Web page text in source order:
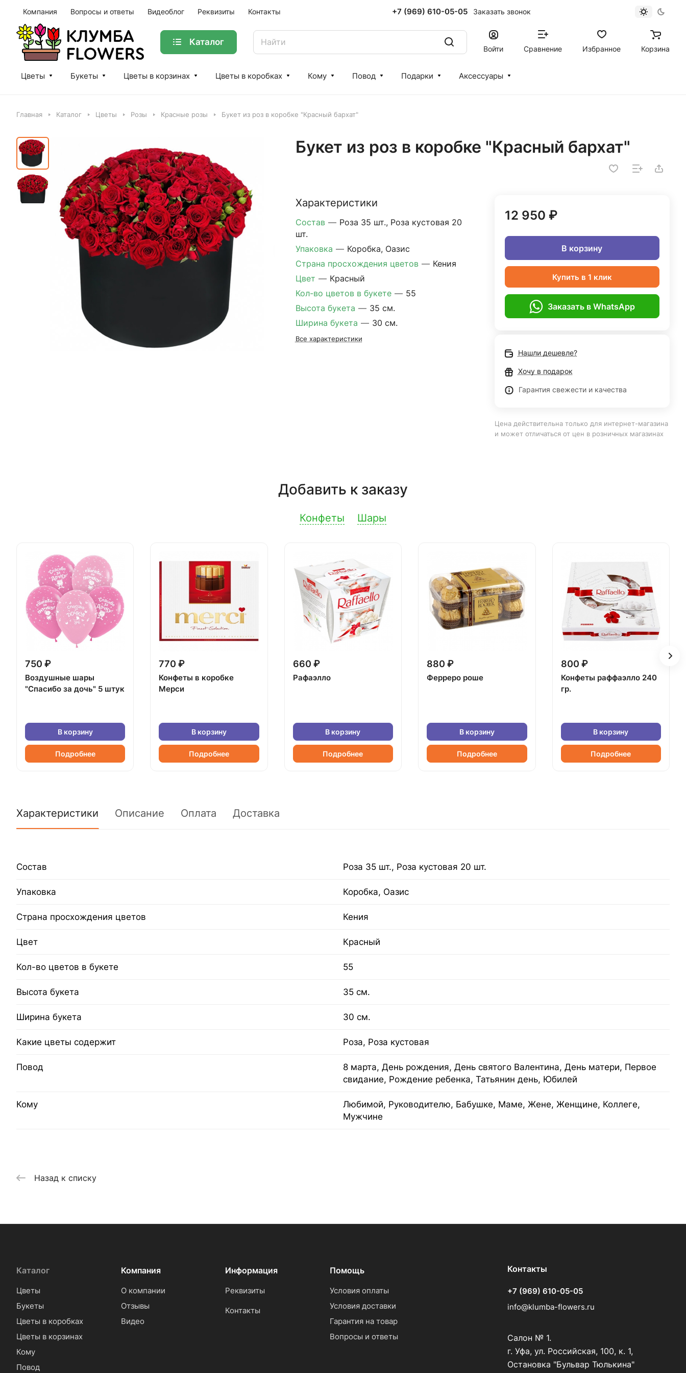
Компания Вопросы и ответы Видеоблог Реквизиты Контакты +7 (969) 610-05-05 Заказать звонок
Каталог
Войти Сравнение Избранное Корзина
Цветы Букеты Цветы в корзинах Цветы в коробках Кому Повод Подарки Аксессуары
Главная Каталог Цветы Розы Красные розы Букет из роз в коробке "Красный бархат"
Букет из роз в коробке "Красный бархат"
Характеристики
Состав — Роза 35 шт., Роза кустовая 20
шт.
Упаковка — Коробка, Оазис
Страна просхождения цветов — Кения
Цвет — Красный
Кол-во цветов в букете — 55
Высота букета — 35 см.
Ширина букета — 30 см.
Все характеристики
12 950 ₽
В корзину
Купить в 1 клик
Заказать в WhatsApp
Нашли дешевле?
Хочу в подарок
Гарантия свежести и качества
Цена действительна только для интернет-магазина
и может отличаться от цен в розничных магазинах
Добавить к заказу
Конфеты Шары
750 ₽
Воздушные шары
"Спасибо за дочь" 5 штук
В корзину
Подробнее
770 ₽
Конфеты в коробке
Мерси
В корзину
Подробнее
660 ₽
Рафаэлло
В корзину
Подробнее
880 ₽
Ферреро роше
В корзину
Подробнее
800 ₽
Конфеты раффаэлло 240
гр.
В корзину
Подробнее
Характеристики Описание Оплата Доставка
Состав Роза 35 шт., Роза кустовая 20 шт.
Упаковка Коробка, Оазис
Страна просхождения цветов Кения
Цвет Красный
Кол-во цветов в букете 55
Высота букета 35 см.
Ширина букета 30 см.
Какие цветы содержит Роза, Роза кустовая
Повод
8 марта, День рождения, День святого Валентина, День матери, Первое
свидание, Рождение ребенка, Татьянин день, Юбилей
Кому
Любимой, Руководителю, Бабушке, Маме, Жене, Женщине, Коллеге,
Мужчине
Назад к списку
Каталог
Цветы
Букеты
Цветы в коробках
Цветы в корзинах
Кому
Повод
Компания
О компании
Отзывы
Видео
Информация
Реквизиты
Контакты
Помощь
Условия оплаты
Условия доставки
Гарантия на товар
Вопросы и ответы
Контакты
+7 (969) 610-05-05
info@klumba-flowers.ru
Салон № 1.
г. Уфа, ул. Российская, 100, к. 1,
Остановка "Бульвар Тюлькина"